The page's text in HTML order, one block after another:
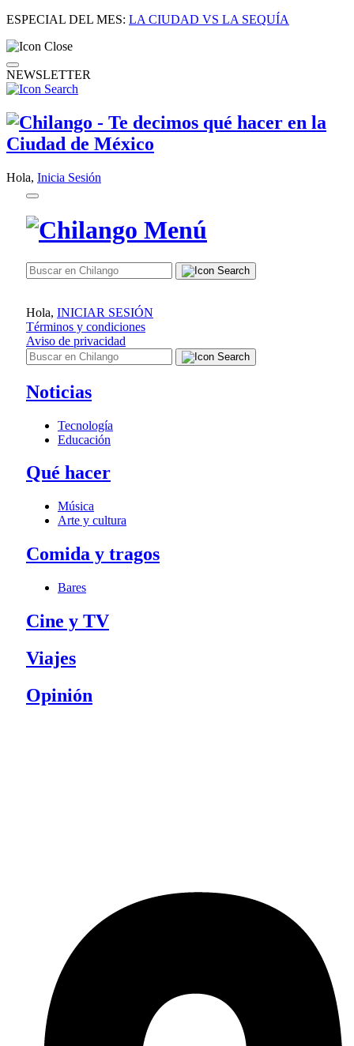
ESPECIAL DEL MES: LA CIUDAD VS LA SEQUÍA
NEWSLETTER
Hola, Inicia Sesión
Hola, INICIAR SESIÓN
Términos y condiciones
Aviso de privacidad
Noticias
Tecnología
Educación
Qué hacer
Música
Arte y cultura
Comida y tragos
Bares
Cine y TV
Viajes
Opinión